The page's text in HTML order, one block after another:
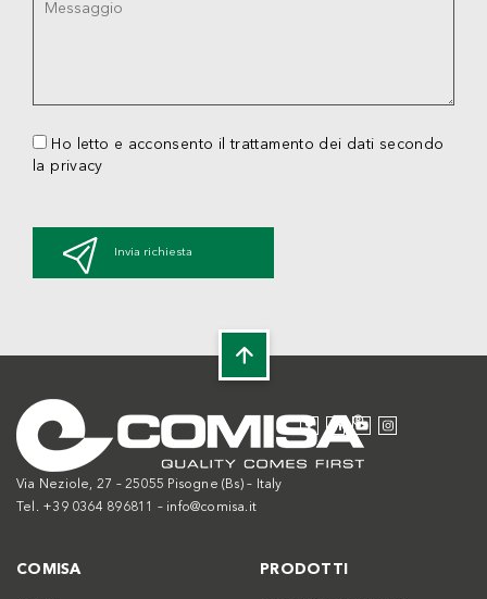
Ho letto e acconsento il trattamento dei dati secondo
la privacy
Invia richiesta
Via Neziole, 27 – 25055 Pisogne (Bs) – Italy
Tel. +39 0364 896811 – info@comisa.it
COMISA PRODOTTI